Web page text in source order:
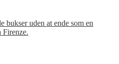
uden at ende som en
Firenze.